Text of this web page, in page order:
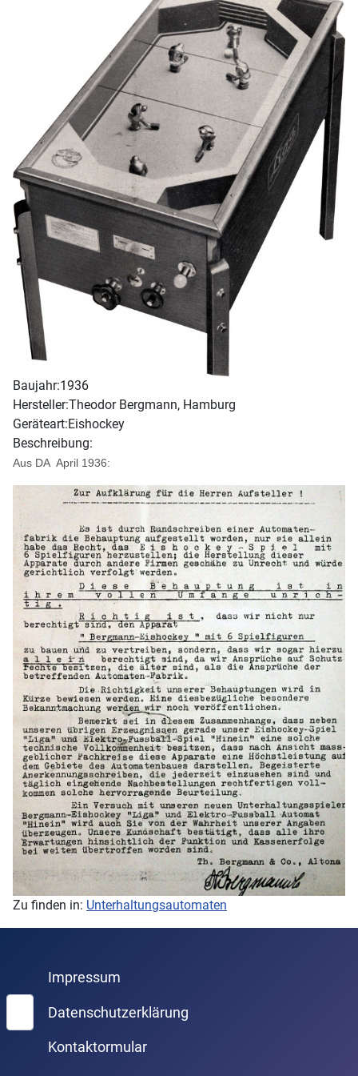
Baujahr:1936
Hersteller:Theodor Bergmann, Hamburg
Geräteart:Eishockey
Beschreibung:
Aus DA April 1936:
Zu finden in: Unterhaltungsautomaten
Impressum
Datenschutzerklärung
Kontaktormular